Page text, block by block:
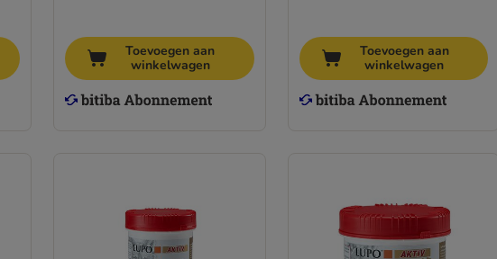
Toevoegen aan
winkelwagen
Toevoegen aan
winkelwagen